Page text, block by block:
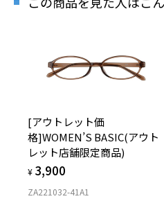
[アウトレット価
格]WOMEN’S BASIC(アウト
レット店舗限定商品)
¥ 3,900
ZA221032-41A1